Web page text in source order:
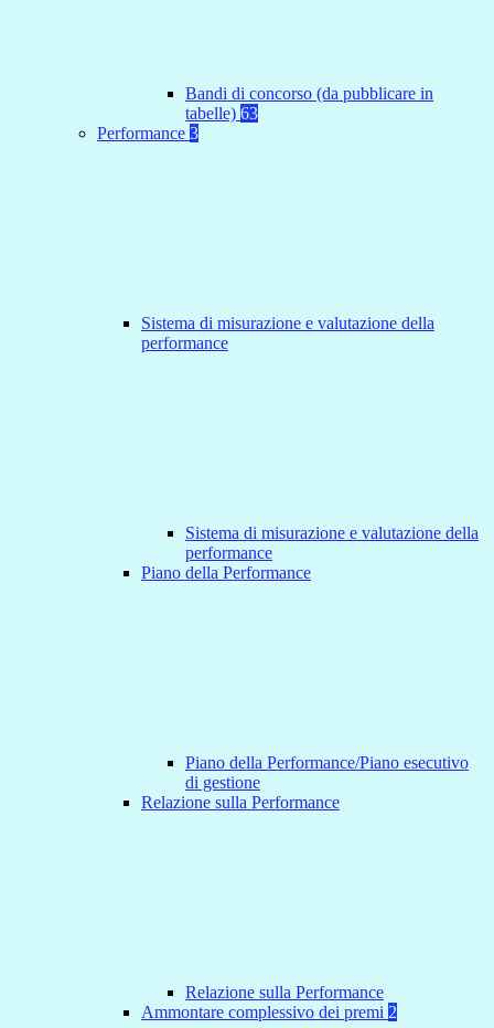
Bandi di concorso (da pubblicare in
tabelle) 63
Performance 3
Sistema di misurazione e valutazione della
performance
Sistema di misurazione e valutazione della
performance
Piano della Performance
Piano della Performance/Piano esecutivo
di gestione
Relazione sulla Performance
Relazione sulla Performance
Ammontare complessivo dei premi 2